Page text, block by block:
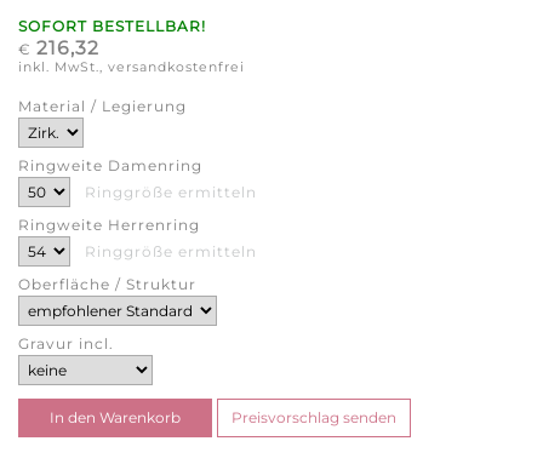
SOFORT BESTELLBAR!
€ 216,32
inkl. MwSt., versandkostenfrei
Material / Legierung
Ringweite Damenring
Ringgröße ermitteln
Ringweite Herrenring
Ringgröße ermitteln
Oberfläche / Struktur
Gravur incl.